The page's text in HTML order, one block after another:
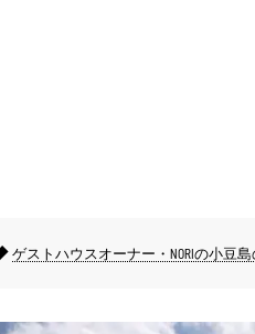
ゲストハウスオーナー・NORIの小豆